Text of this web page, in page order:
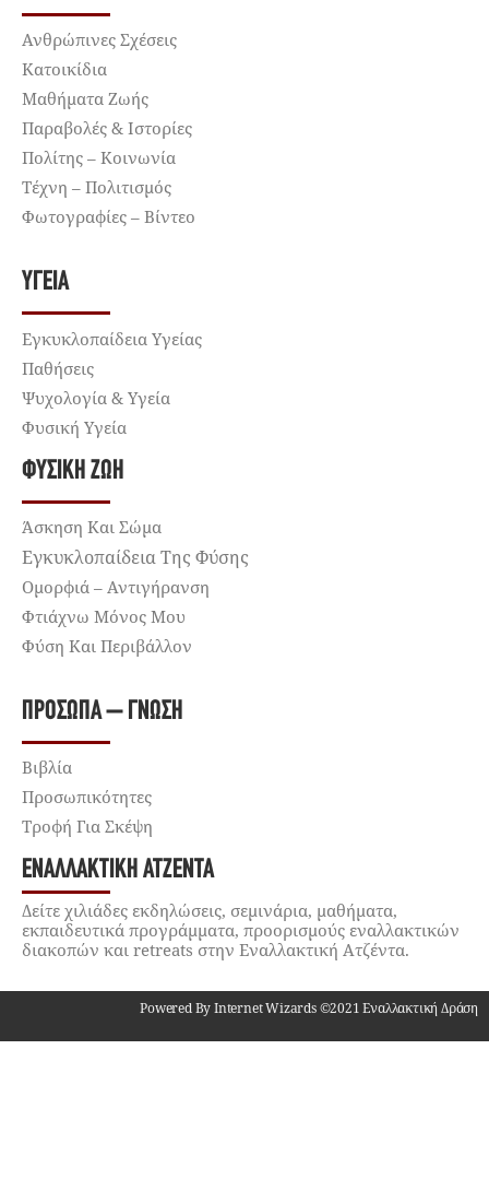
Ανθρώπινες Σχέσεις
Κατοικίδια
Μαθήματα Ζωής
Παραβολές & Ιστορίες
Πολίτης – Κοινωνία
Τέχνη – Πολιτισμός
Φωτογραφίες – Βίντεο
ΥΓΕΊΑ
Εγκυκλοπαίδεια Υγείας
Παθήσεις
Ψυχολογία & Υγεία
Φυσική Υγεία
ΦΥΣΙΚΉ ΖΩΉ
Άσκηση Και Σώμα
Εγκυκλοπαίδεια Της Φύσης
Ομορφιά – Αντιγήρανση
Φτιάχνω Μόνος Μου
Φύση Και Περιβάλλον
ΠΡΌΣΩΠΑ – ΓΝΏΣΗ
Βιβλία
Προσωπικότητες
Τροφή Για Σκέψη
ΕΝΑΛΛΑΚΤΙΚΉ ΑΤΖΈΝΤΑ
Δείτε χιλιάδες εκδηλώσεις, σεμινάρια, μαθήματα,
εκπαιδευτικά προγράμματα, προορισμούς εναλλακτικών
διακοπών και retreats στην Εναλλακτική Ατζέντα.
Powered By Internet Wizards ©2021 Εναλλακτική Δράση